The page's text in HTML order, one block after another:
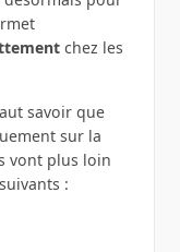
chez les
savoir que
sur la
vont plus loin
: